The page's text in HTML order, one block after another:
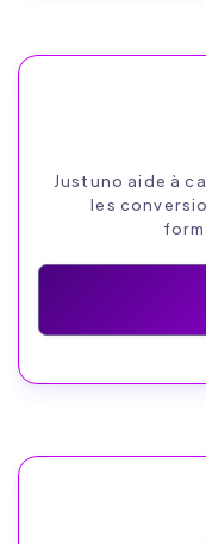
Justuno aide à
les